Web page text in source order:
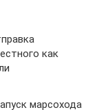
как
марсохода